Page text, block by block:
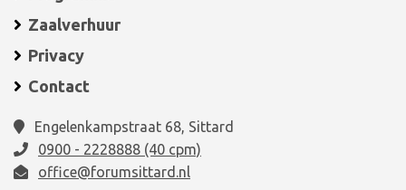
Zaalverhuur
Privacy
Contact
Engelenkampstraat 68, Sittard
0900 - 2228888 (40 cpm)
office@forumsittard.nl